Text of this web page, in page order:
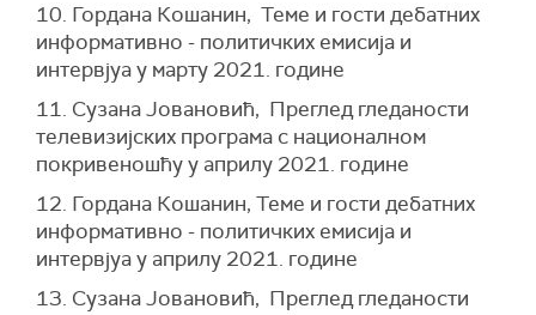
10. Гордана Кошанин, Теме и гости дебатних
информативно - политичких емисија и
интервјуа у марту 2021. године
11. Сузана Јовановић, Преглед гледаности
телевизијских програма с националном
покривеношћу у априлу 2021. године
12. Гордана Кошанин, Теме и гости дебатних
информативно - политичких емисија и
интервјуа у априлу 2021. године
13. Сузана Јовановић, Преглед гледаности